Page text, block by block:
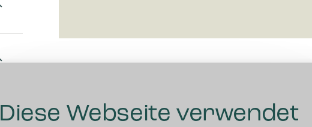
Diese Webseite verwendet